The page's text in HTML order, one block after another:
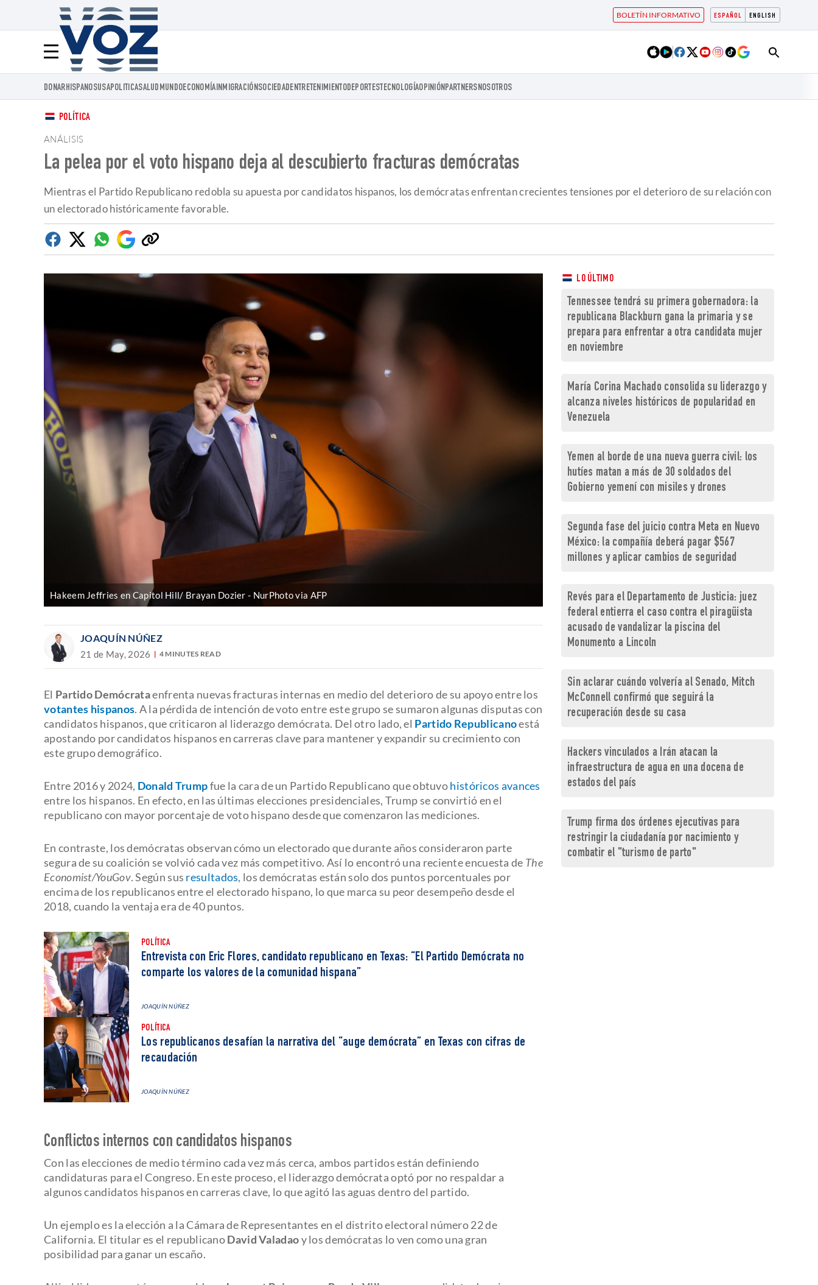
ESPAÑOL ENGLISH
BOLETÍN INFORMATIVO
Menú
Voz.us
DONARHISPANOSUSAPOLITICASALUD MUNDOECONOMÍAINMIGRACIÓNSOCIEDADENTRETENIMIENTODEPORTESTECNOLOGÍAOPINIÓNPARTNERSNOSOTROS
POLÍTICA
ANÁLISIS
La pelea por el voto hispano deja al descubierto fracturas demócratas
Mientras el Partido Republicano redobla su apuesta por candidatos hispanos, los demócratas enfrentan crecientes tensiones por el deterioro de su relación con
un electorado históricamente favorable.
Facebook
TwitterWhatsapp
Google
Discover
Copiar
enlace
Hakeem Jeffries en Capitol Hill/ Brayan Dozier NurPhoto via AFP
JOAQUÍN NÚÑEZ
21 de May, 2026 4 MINUTES READ
El Partido Demócrataenfrenta nuevas fracturas internas en medio del deterioro de su apoyo entre los
votantes hispanos. A la pérdida de intención de voto entre este grupo se sumaron algunas disputas con
candidatos hispanos, que criticaron al liderazgo demócrata. Del otro lado, el Partido Republicanoestá
apostando por candidatos hispanos en carreras clave para mantener y expandir su crecimiento con
este grupo demográfico.
Entre 2016 y 2024, Donald Trumpfue la cara de un Partido Republicano que obtuvohistóricos avances
entre los hispanos. En efecto, en las últimas elecciones presidenciales, Trump se convirtió en el
republicano con mayor porcentaje de voto hispano desde que comenzaron las mediciones.
En contraste, los demócratas observan cómo un electorado que durante años consideraron parte
segura de su coalición se volvió cada vez más competitivo. Así lo encontró una reciente encuesta de The
Economist/YouGov. Según sus resultados, los demócratas están solo dos puntos porcentuales por
encima de los republicanos entre el electorado hispano, lo que marca su peor desempeño desde el
2018, cuando la ventaja era de 40 puntos.
POLÍTICA
Entrevista con Eric Flores, candidato republicano en Texas: “El Partido Demócrata no
comparte los valores de la comunidad hispana”
JOAQUÍN NÚÑEZ
POLÍTICA
Los republicanos desafían la narrativa del “auge demócrata” en Texas con cifras de
recaudación
JOAQUÍN NÚÑEZ
Conflictos internos con candidatos hispanos
Con las elecciones de medio término cada vez más cerca, ambos partidos están definiendo
candidaturas para el Congreso. En este proceso, el liderazgo demócrata optó por no respaldar a
algunos candidatos hispanos en carreras clave, lo que agitó las aguas dentro del partido.
Un ejemplo es la elección a la Cámara de Representantes en el distrito electoral número 22 de
California. El titular es el republicanoDavid Valadaoy los demócratas lo ven como una gran
posibilidad para ganar un escaño.
LO ÚLTIMO
Tennessee tendrá su primera gobernadora: la
republicana Blackburn gana la primaria y se
prepara para enfrentar a otra candidata mujer
en noviembre
María Corina Machado consolida su liderazgo y
alcanza niveles históricos de popularidad en
Venezuela
Yemen al borde de una nueva guerra civil: los
hutíes matan a más de 30 soldados del
Gobierno yemení con misiles y drones
Segunda fase del juicio contra Meta en Nuevo
México: la compañía deberá pagar $567
millones y aplicar cambios de seguridad
Revés para el Departamento de Justicia: juez
federal entierra el caso contra el piragüista
acusado de vandalizar la piscina del
Monumento a Lincoln
Sin aclarar cuándo volvería al Senado, Mitch
McConnell confirmó que seguirá la
recuperación desde su casa
Hackers vinculados a Irán atacan la
infraestructura de agua en una docena de
estados del país
Trump firma dos órdenes ejecutivas para
restringir la ciudadanía por nacimiento y
combatir el "turismo de parto"